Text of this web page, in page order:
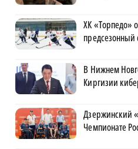
ХК «Торпедо»
предсезонный
В Нижнем
Киргизии
Дзержинский
Чемпионате